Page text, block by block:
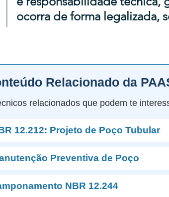
ocorra de forma legalizada,
Relacionado da
relacionados que podem te
12.212: Projeto de Poço Tubular
Preventiva de Poço
NBR 12.244